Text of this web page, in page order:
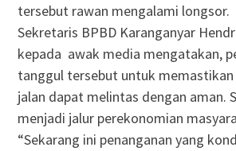
tersebut rawan mengalami longsor.
Sekretaris BPBD Karanganyar
kepada awak media mengatakan,
tanggul tersebut untuk memastikan
jalan dapat melintas dengan aman.
menjadi jalur perekonomian
“Sekarang ini penanganan yang